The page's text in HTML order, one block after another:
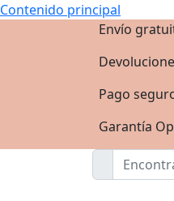
Contenido principal
Envío
Pago
Garantía